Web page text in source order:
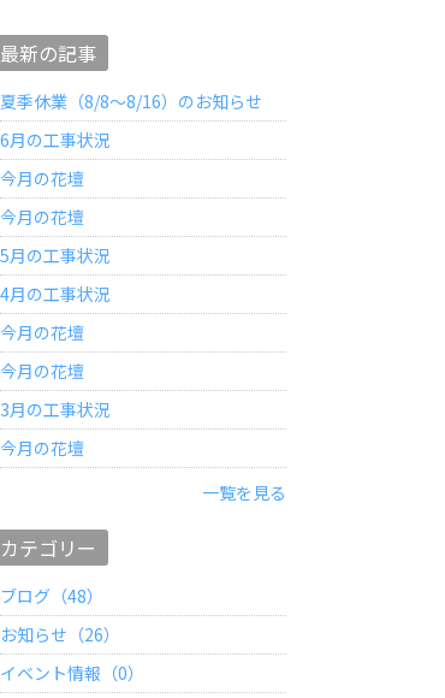
フォーム
最新の記事
夏季休業（8/8～8/16）のお知らせ
6月の工事状況
今月の花壇
今月の花壇
5月の工事状況
4月の工事状況
今月の花壇
今月の花壇
3月の工事状況
今月の花壇
一覧を見る
カテゴリー
ブログ（48）
お知らせ（26）
イベント情報（0）